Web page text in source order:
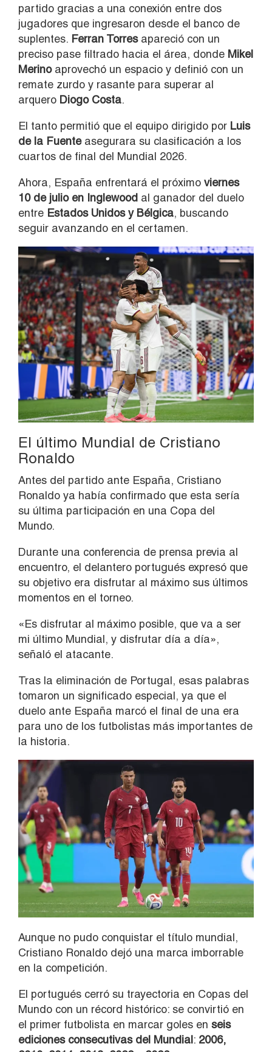
partido gracias a una conexión entre dos
jugadores que ingresaron desde el banco de
suplentes. Ferran Torresapareció con un
preciso pase filtrado hacia el área, donde Mikel
Merinoaprovechó un espacio y definió con un
remate zurdo y rasante para superar al
arquero Diogo Costa.
El tanto permitió que el equipo dirigido por Luis
de la Fuenteasegurara su clasificación a los
cuartos de final del Mundial 2026.
Ahora, España enfrentará el próximo viernes
10 de julio en Inglewood al ganador del duelo
entre Estados Unidos y Bélgica, buscando
seguir avanzando en el certamen.
El último Mundial de Cristiano
Ronaldo
Antes del partido ante España, Cristiano
Ronaldo ya había confirmado que esta sería
su última participación en una Copa del
Mundo.
Durante una conferencia de prensa previa al
encuentro, el delantero portugués expresó que
su objetivo era disfrutar al máximo sus últimos
momentos en el torneo.
«Es disfrutar al máximo posible, que va a ser
mi último Mundial, y disfrutar día a día»,
señaló el atacante.
Tras la eliminación de Portugal, esas palabras
tomaron un significado especial, ya que el
duelo ante España marcó el final de una era
para uno de los futbolistas más importantes de
la historia.
Aunque no pudo conquistar el título mundial,
Cristiano Ronaldo dejó una marca imborrable
en la competición.
El portugués cerró su trayectoria en Copas del
Mundo con un récord histórico: se convirtió en
el primer futbolista en marcar goles en seis
ediciones consecutivas del Mundial: 2006,